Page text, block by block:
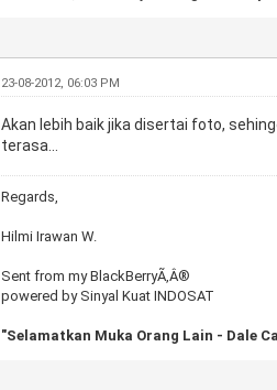
23-08-2012, 06:03 PM
Akan lebih baik jika disertai foto,
terasa...
Regards,
Hilmi Irawan W.
Sent from my BlackBerryÃ‚Â®
powered by Sinyal Kuat INDOSAT
"Selamatkan Muka Orang Lain - Dale